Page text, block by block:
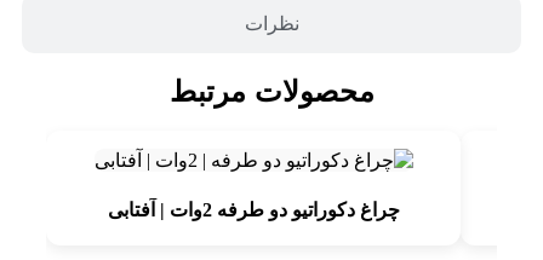
نظرات
محصولات مرتبط
چراغ دکوراتیو دو طرفه 2وات | آفتابی